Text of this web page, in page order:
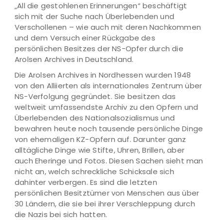
„All die gestohlenen Erinnerungen“ beschäftigt
sich mit der Suche nach Überlebenden und
Verschollenen – wie auch mit deren Nachkommen
und dem Versuch einer Rückgabe des
persönlichen Besitzes der NS-Opfer durch die
Arolsen Archives in Deutschland.
Die Arolsen Archives in Nordhessen wurden 1948
von den Alliierten als internationales Zentrum über
NS-Verfolgung gegründet. Sie besitzen das
weltweit umfassendste Archiv zu den Opfern und
Überlebenden des Nationalsozialismus und
bewahren heute noch tausende persönliche Dinge
von ehemaligen KZ-Opfern auf. Darunter ganz
alltägliche Dinge wie Stifte, Uhren, Brillen, aber
auch Eheringe und Fotos. Diesen Sachen sieht man
nicht an, welch schreckliche Schicksale sich
dahinter verbergen. Es sind die letzten
persönlichen Besitztümer von Menschen aus über
30 Ländern, die sie bei ihrer Verschleppung durch
die Nazis bei sich hatten.